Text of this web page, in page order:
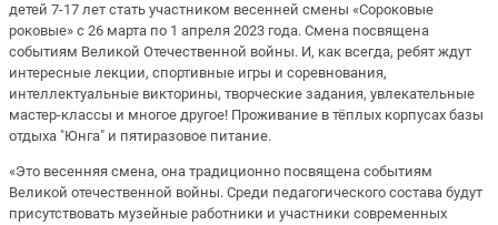
детей 7-17 лет стать участником весенней смены «Сороковые
роковые» с 26 марта по 1 апреля 2023 года. Смена посвящена
событиям Великой Отечественной войны. И, как всегда, ребят ждут
интересные лекции, спортивные игры и соревнования,
интеллектуальные викторины, творческие задания, увлекательные
мастер-классы и многое другое! Проживание в тёплых корпусах базы
отдыха "Юнга" и пятиразовое питание.
«Это весенняя смена, она традиционно посвящена событиям
Великой отечественной войны. Среди педагогического состава будут
присутствовать музейные работники и участники современных